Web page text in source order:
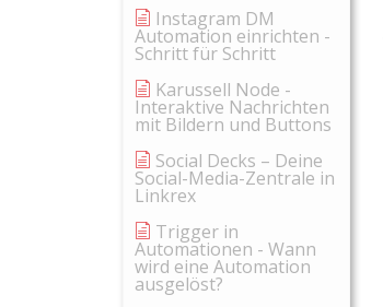
Instagram DM
Automation einrichten -
Schritt für Schritt
Karussell Node -
Interaktive Nachrichten
mit Bildern und Buttons
Social Decks – Deine
Social-Media-Zentrale in
Linkrex
Trigger in
Automationen - Wann
wird eine Automation
ausgelöst?